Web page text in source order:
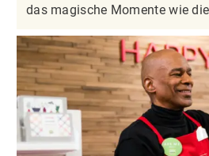
das magische Momente wie